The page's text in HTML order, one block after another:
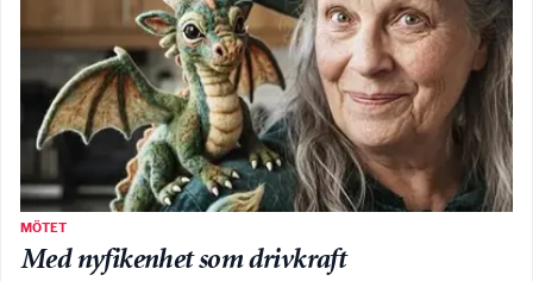
MÖTET
Med nyfikenhet som drivkraft